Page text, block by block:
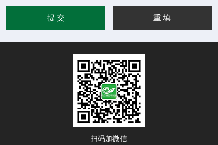
扫码加微信